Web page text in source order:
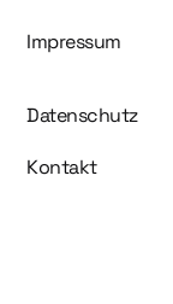
Impressum
Datenschutz
Kontakt